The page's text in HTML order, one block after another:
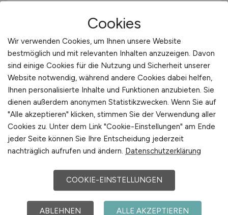
Mörfelden-Walldorf
Teamleiter im Bereich Kunden-
IT-Support(m/w/d)
FORMAT Software Service GmbH
Cookies
Wir verwenden Cookies, um Ihnen unsere Website
bestmöglich und mit relevanten Inhalten anzuzeigen. Davon
sind einige Cookies für die Nutzung und Sicherheit unserer
Website notwendig, während andere Cookies dabei helfen,
Ihnen personalisierte Inhalte und Funktionen anzubieten. Sie
dienen außerdem anonymen Statistikzwecken. Wenn Sie auf
"Alle akzeptieren" klicken, stimmen Sie der Verwendung aller
Cookies zu. Unter dem Link "Cookie-Einstellungen" am Ende
jeder Seite können Sie Ihre Entscheidung jederzeit
nachträglich aufrufen und ändern. Datenschutzerklärung
COOKIE-EINSTELLUNGEN
ABLEHNEN ALLE AKZEPTIEREN